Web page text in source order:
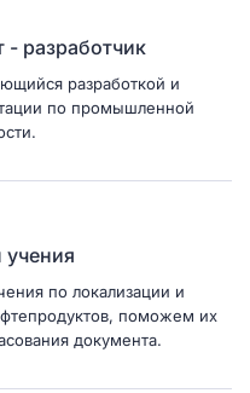
- разработчик
разработкой и
по промышленной
учения
по локализации и
поможем их
документа.